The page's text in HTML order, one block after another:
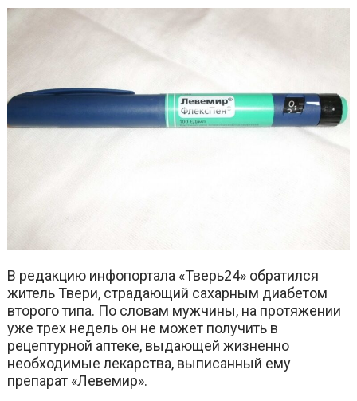
В редакцию инфопортала «Тверь24» обратился
житель Твери, страдающий сахарным диабетом
второго типа. По словам мужчины, на протяжении
уже трех недель он не может получить в
рецептурной аптеке, выдающей жизненно
необходимые лекарства, выписанный ему
препарат «Левемир».